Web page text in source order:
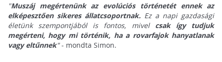
"Muszáj megértenünk az evolúciós történetét ennek az
elképesztően sikeres állatcsoportnak.Ez a napi gazdasági
életünk szempontjából is fontos, mivel csak így tudjuk
megérteni, hogy mi történik, ha a rovarfajok hanyatlanak
vagy eltűnnek"- mondta Simon.